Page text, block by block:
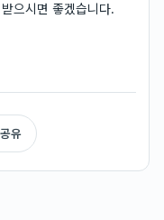
으시면 좋겠습니다.
유